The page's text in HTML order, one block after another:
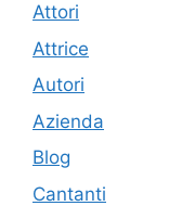
Attori
Attrice
Autori
Azienda
Blog
Cantanti